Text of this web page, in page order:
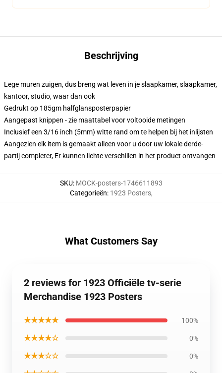
Beschrijving
Lege muren zuigen, dus breng wat leven in je slaapkamer, slaapkamer,
kantoor, studio, waar dan ook
Gedrukt op 185gm halfglansposterpapier
Aangepast knippen - zie maattabel voor voltooide metingen
Inclusief een 3/16 inch (5mm) witte rand om te helpen bij het inlijsten
Aangezien elk item is gemaakt alleen voor u door uw lokale derde-
partij completer, Er kunnen lichte verschillen in het product ontvangen
SKU: MOCK-posters-1746611893
Categorieën: 1923 Posters,
What Customers Say
2 reviews for 1923 Officiële tv-serie
Merchandise 1923 Posters
★★★★★ 100%
★★★★☆ 0%
★★★☆☆ 0%